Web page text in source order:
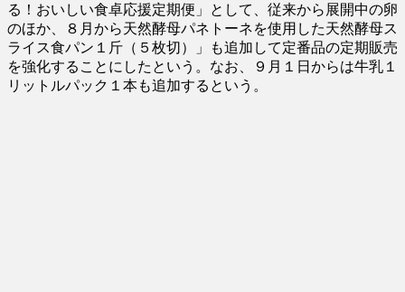
る！おいしい食卓応援定期便」として、従来から展開中の卵
のほか、８月から天然酵母パネトーネを使用した天然酵母ス
ライス食パン１斤（５枚切）」も追加して定番品の定期販売
を強化することにしたという。なお、９月１日からは牛乳１
リットルパック１本も追加するという。